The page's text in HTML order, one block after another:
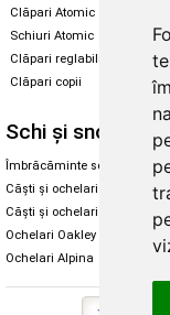
Clăpari Atomic
Schiuri Atomic
Clăpari reglabili
Clăpari copii
Schi și
Îmbrăcăminte schi și
Căști și ochelari de iarnă
Căști și ochelari Alpina
Ochelari Oakley
Ochelari Alpina